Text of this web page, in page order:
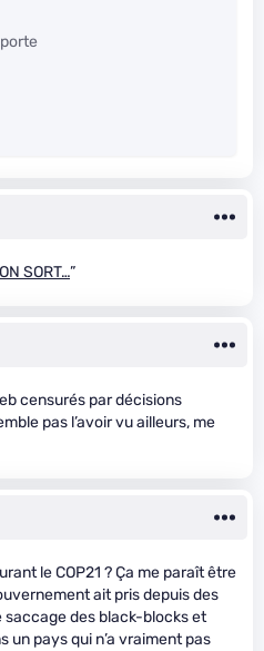
SORT…”
censurés par décisions
pas l’avoir vu ailleurs, me
le COP21 ? Ça me paraît être
ait pris depuis des
saccage des black-blocks et
pays qui n’a vraiment pas